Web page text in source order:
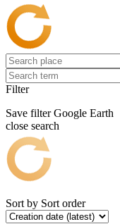
Filter
Save filter Google Earth
close search
Sort by Sort order